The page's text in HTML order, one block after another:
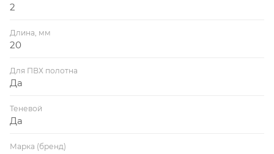
2
Длина, мм
20
Для ПВХ полотна
Да
Теневой
Да
Марка (бренд)